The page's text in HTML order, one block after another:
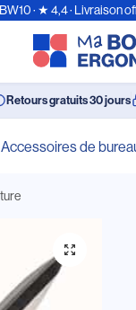
· ★ 4,4 · Livraison
Retours gratuits 30 jours
Accessoires de